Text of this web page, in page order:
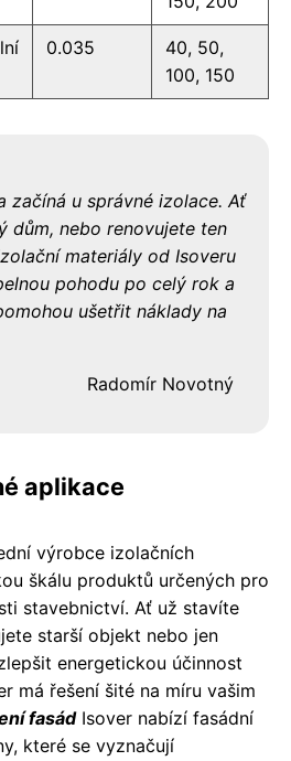
0.035
40, 50,
100, 150
začíná u správné izolace. Ať
dům, nebo renovujete ten
materiály od Isoveru
pohodu po celý rok a
ušetřit náklady na
Radomír Novotný
aplikace
výrobce izolačních
škálu produktů určených pro
stavebnictví. Ať už stavíte
starší objekt nebo jen
energetickou účinnost
má řešení šité na míru vašim
fasádIsover nabízí fasádní
které se vyznačují